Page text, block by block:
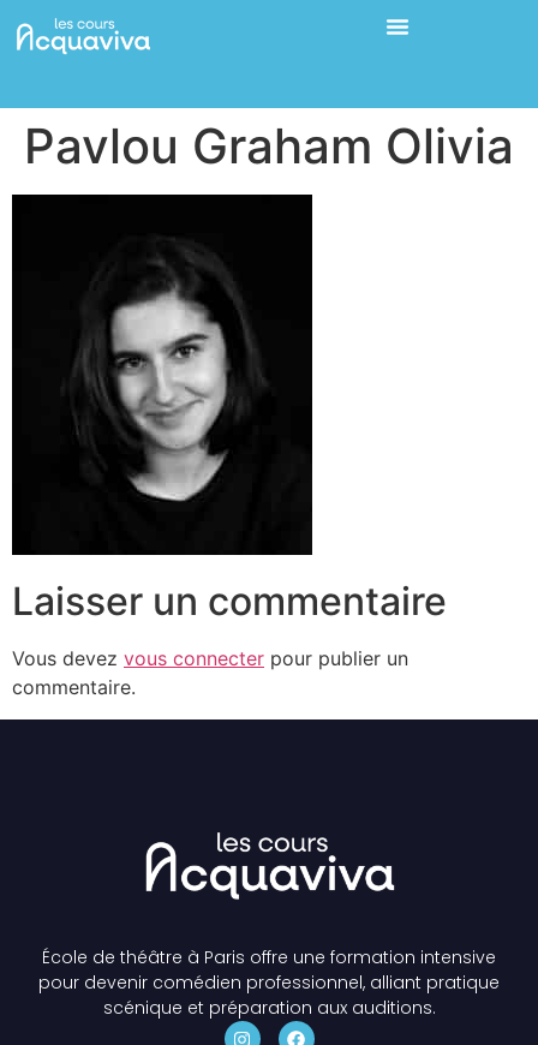
Pavlou Graham Olivia
Laisser un commentaire
Vous devez vous connecter pour publier un
commentaire.
École de théâtre à Paris offre une formation intensive
pour devenir comédien professionnel, alliant pratique
scénique et préparation aux auditions.